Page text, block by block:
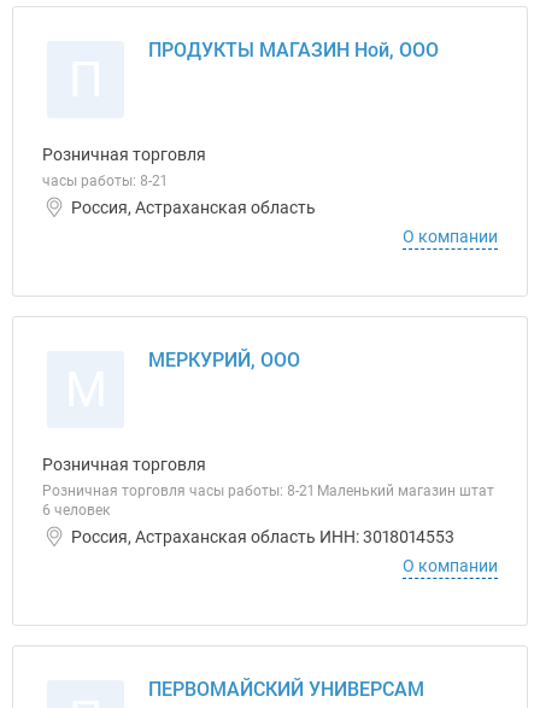
ПРОДУКТЫ МАГАЗИН Ной, ООО
Розничная торговля
часы работы: 8-21
Россия, Астраханская область
О компании
МЕРКУРИЙ, ООО
Розничная торговля
Розничная торговля часы работы: 8-21 Маленький магазин штат
6 человек
Россия, Астраханская область ИНН: 3018014553
О компании
ПЕРВОМАЙСКИЙ УНИВЕРСАМ